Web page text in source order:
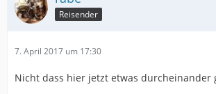
Reisender
7. April 2017 um 17:30
Nicht dass hier jetzt etwas durcheinander